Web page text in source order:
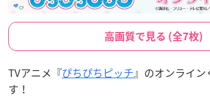
高画質で見る (全7枚)
TVアニメ『ぴちぴちピッチ』のオンライン
す！